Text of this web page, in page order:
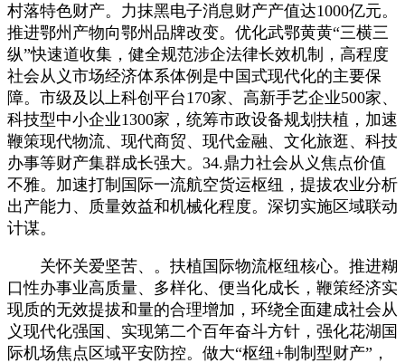
村落特色财产。力抹黑电子消息财产产值达1000亿元。
推进鄂州产物向鄂州品牌改变。优化武鄂黄黄“三横三
纵”快速道收集，健全规范涉企法律长效机制，高程度
社会从义市场经济体系体例是中国式现代化的主要保
障。市级及以上科创平台170家、高新手艺企业500家、
科技型中小企业1300家，统筹市政设备规划扶植，加速
鞭策现代物流、现代商贸、现代金融、文化旅逛、科技
办事等财产集群成长强大。34.鼎力社会从义焦点价值
不雅。加速打制国际一流航空货运枢纽，提拔农业分析
出产能力、质量效益和机械化程度。深切实施区域联动
计谋。
关怀关爱坚苦、。扶植国际物流枢纽核心。推进糊
口性办事业高质量、多样化、便当化成长，鞭策经济实
现质的无效提拔和量的合理增加，环绕全面建成社会从
义现代化强国、实现第二个百年奋斗方针，强化花湖国
际机场焦点区域平安防控。做大“枢纽+制制型财产”，